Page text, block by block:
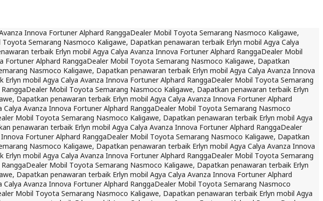
Innova Fortuner Alphard RanggaDealer Mobil Toyota Semarang Nasmoco Kaligawe,
Semarang Nasmoco Kaligawe, Dapatkan penawaran terbaik Erlyn mobil Agya Calya
terbaik Erlyn mobil Agya Calya Avanza Innova Fortuner Alphard RanggaDealer Mobil
Fortuner Alphard RanggaDealer Mobil Toyota Semarang Nasmoco Kaligawe, Dapatkan
Nasmoco Kaligawe, Dapatkan penawaran terbaik Erlyn mobil Agya Calya Avanza Innova
mobil Agya Calya Avanza Innova Fortuner Alphard RanggaDealer Mobil Toyota Semarang
Dealer Mobil Toyota Semarang Nasmoco Kaligawe, Dapatkan penawaran terbaik Erlyn
Dapatkan penawaran terbaik Erlyn mobil Agya Calya Avanza Innova Fortuner Alphard
Avanza Innova Fortuner Alphard RanggaDealer Mobil Toyota Semarang Nasmoco
Mobil Toyota Semarang Nasmoco Kaligawe, Dapatkan penawaran terbaik Erlyn mobil Agya
penawaran terbaik Erlyn mobil Agya Calya Avanza Innova Fortuner Alphard RanggaDealer
Fortuner Alphard RanggaDealer Mobil Toyota Semarang Nasmoco Kaligawe, Dapatkan
Nasmoco Kaligawe, Dapatkan penawaran terbaik Erlyn mobil Agya Calya Avanza Innova
mobil Agya Calya Avanza Innova Fortuner Alphard RanggaDealer Mobil Toyota Semarang
Dealer Mobil Toyota Semarang Nasmoco Kaligawe, Dapatkan penawaran terbaik Erlyn
Dapatkan penawaran terbaik Erlyn mobil Agya Calya Avanza Innova Fortuner Alphard
Avanza Innova Fortuner Alphard RanggaDealer Mobil Toyota Semarang Nasmoco
Mobil Toyota Semarang Nasmoco Kaligawe, Dapatkan penawaran terbaik Erlyn mobil Agya